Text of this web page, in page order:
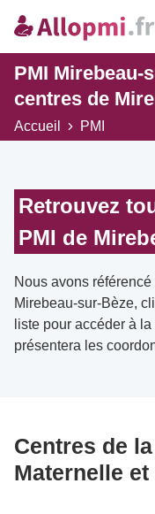
PMI Mirebeau-
centres de
Accueil PMI
Retrouvez
PMI de
Nous avons
Mirebeau-sur-Bèze,
liste pour accéder à
présentera les
Centres de
Maternelle